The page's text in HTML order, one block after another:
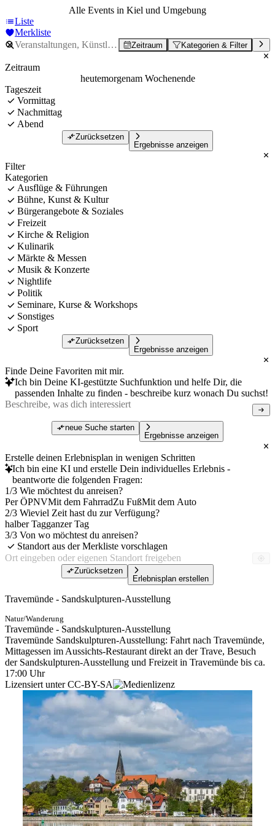
Alle Events in Kiel und Umgebung
Liste
Merkliste
Zeitraum Kategorien & Filter
Zeitraum
heutemorgenam Wochenende
Tageszeit
Vormittag
Nachmittag
Abend
Zurücksetzen
Ergebnisse anzeigen
Filter
Kategorien
Ausflüge & Führungen
Bühne, Kunst & Kultur
Bürgerangebote & Soziales
Freizeit
Kirche & Religion
Kulinarik
Märkte & Messen
Musik & Konzerte
Nightlife
Politik
Seminare, Kurse & Workshops
Sonstiges
Sport
Zurücksetzen
Ergebnisse anzeigen
Finde Deine Favoriten mit mir.
Ich bin Deine KI-gestützte Suchfunktion und helfe Dir, die
passenden Inhalte zu finden - beschreibe kurz wonach Du suchst!
neue Suche starten
Ergebnisse anzeigen
Erstelle deinen Erlebnisplan in wenigen Schritten
Ich bin eine KI und erstelle Dein individuelles Erlebnis -
beantworte die folgenden Fragen:
1/3 Wie möchtest du anreisen?
Per ÖPNVMit dem FahrradZu FußMit dem Auto
2/3 Wieviel Zeit hast du zur Verfügung?
halber Tagganzer Tag
3/3 Von wo möchtest du anreisen?
Standort aus der Merkliste vorschlagen
Zurücksetzen
Erlebnisplan erstellen
Travemünde - Sandskulpturen-Ausstellung
Natur/Wanderung
Travemünde - Sandskulpturen-Ausstellung
Travemünde Sandskulpturen-Ausstellung: Fahrt nach Travemünde,
Mittagessen im Aussichts-Restaurant direkt an der Trave, Besuch
der Sandskulpturen-Ausstellung und Freizeit in Travemünde bis ca.
17:00 Uhr
Lizensiert unter CC-BY-SA
Tickets
ab 73,00 €
Ticket kaufen
Preisinformationen